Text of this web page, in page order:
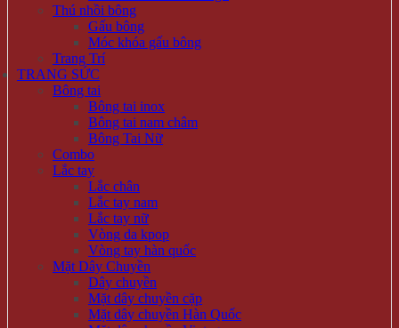
Thú nhồi bông
Gấu bông
Móc khóa gấu bông
Trang Trí
TRANG SỨC
Bông tai
Bông tai inox
Bông tai nam châm
Bông Tai Nữ
Combo
Lắc tay
Lắc chân
Lắc tay nam
Lắc tay nữ
Vòng da kpop
Vòng tay hàn quốc
Mặt Dây Chuyền
Dây chuyền
Mặt dây chuyền cặp
Mặt dây chuyền Hàn Quốc